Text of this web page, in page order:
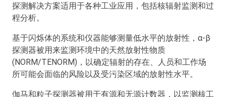
探测解决方案适用于各种工业应用，包括核辐射监测和过
程分析。
基于闪烁体的系统和仪器能够测量低水平的放射性，α-β
探测器被用来监测环境中的天然放射性物质
(NORM/TENORM)，以确定辐射的存在、人员和工作场
所可能会面临的风险以及受污染区域的放射性水平。
伽马和粒子探测器被用于有源和无源计数器，以监测核工